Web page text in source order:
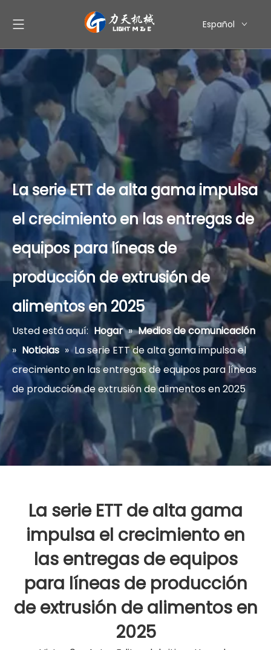
Español
简体中文
العربية
La serie ETT de alta gama impulsa
el crecimiento en las entregas de
equipos para líneas de
producción de extrusión de
alimentos en 2025
Usted está aquí: Hogar » Medios de comunicación
» Noticias » La serie ETT de alta gama impulsa el
crecimiento en las entregas de equipos para líneas
de producción de extrusión de alimentos en 2025
La serie ETT de alta gama
impulsa el crecimiento en
las entregas de equipos
para líneas de producción
de extrusión de alimentos en
2025